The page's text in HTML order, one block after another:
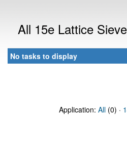
All 15e Lattice
No tasks to display
Application: All (0) ·